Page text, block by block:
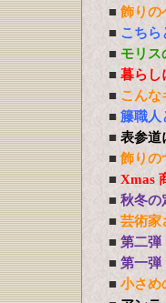
■ 飾りの
■ こちら
■ モリス
■ 暮らし
■ こんな
■ 籐職人
■ 表参道
■ 飾りの
■ Xmas
■ 秋冬の
■ 芸術家
■ 第二弾
■ 第一弾
■ 小さめ